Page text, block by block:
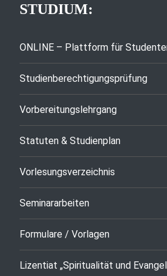
STUDIUM:
ONLINE – Plattform für
Studienberechtigungsprüfung
Vorbereitungslehrgang
Statuten & Studienplan
Vorlesungsverzeichnis
Seminararbeiten
Formulare / Vorlagen
Lizentiat „Spiritualität und